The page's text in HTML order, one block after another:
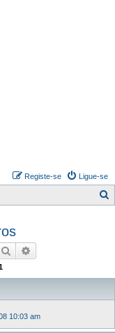
Ligue-se
Registe-se
i
r
Pesquisar
10:03 am